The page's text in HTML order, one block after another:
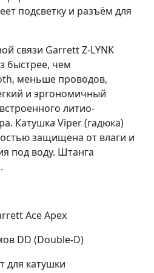
подсветку и разъём для
связи Garrett Z-LYNK
быстрее, чем
меньше проводов,
и эргономичный
литио-
Катушка Viper (гадюка)
защищена от влаги и
под воду. Штанга
Ace Apex
DD (Double-D)
для катушки